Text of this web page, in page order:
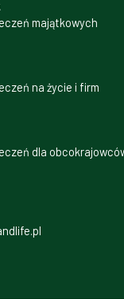
majątkowych
na życie i firm
dla